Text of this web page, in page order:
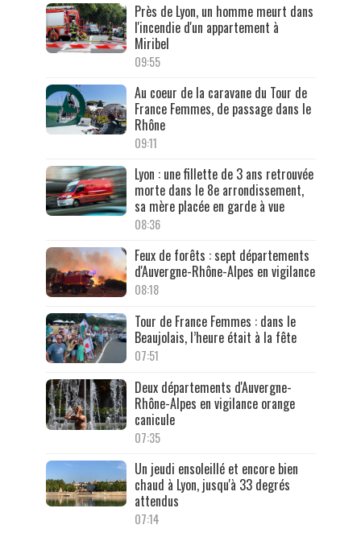
Près de Lyon, un homme meurt dans
l'incendie d'un appartement à
Miribel
09:55
Au coeur de la caravane du Tour de
France Femmes, de passage dans le
Rhône
09:11
Lyon : une fillette de 3 ans retrouvée
morte dans le 8e arrondissement,
sa mère placée en garde à vue
08:36
Feux de forêts : sept départements
d'Auvergne-Rhône-Alpes en vigilance
08:18
Tour de France Femmes : dans le
Beaujolais, l’heure était à la fête
07:51
Deux départements d'Auvergne-
Rhône-Alpes en vigilance orange
canicule
07:35
Un jeudi ensoleillé et encore bien
chaud à Lyon, jusqu'à 33 degrés
attendus
07:14